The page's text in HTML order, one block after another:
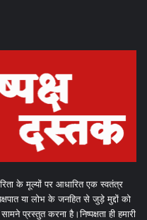
के मूल्यों पर आधारित एक स्वतंत्र
या लोभ के जनहित से जुड़े मुद्दों को
प्रस्तुत करना है।निष्पक्षता ही हमारी